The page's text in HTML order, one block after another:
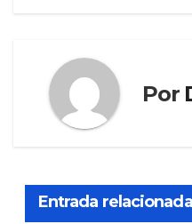
Por
Entrada relacionada